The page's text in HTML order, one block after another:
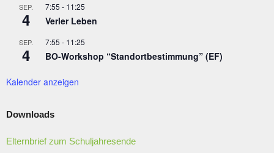
SEP.
4
7:55 - 11:25
Verler Leben
SEP.
4
7:55 - 11:25
BO-Workshop “Standortbestimmung” (EF)
Kalender anzeigen
Downloads
Elternbrief zum Schuljahresende